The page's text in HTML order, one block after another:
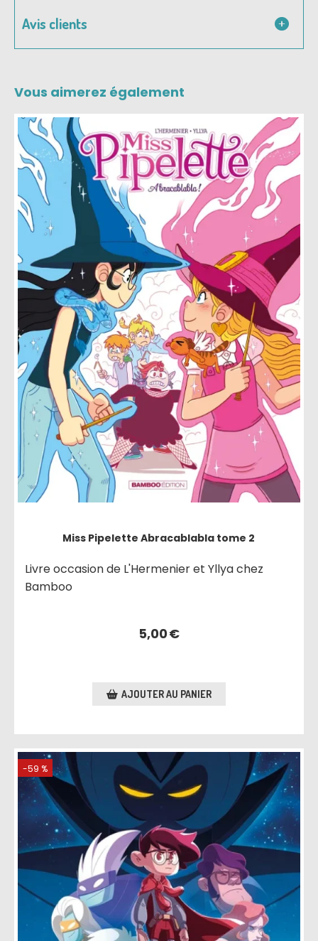
Avis clients
Vous aimerez également
Miss Pipelette Abracablabla tome 2
Livre occasion de L'Hermenier et Yllya chez
Bamboo
5,00€
AJOUTER AU PANIER
-59 %